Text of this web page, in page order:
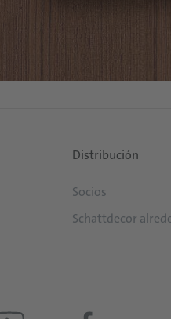
Distribución
Socios
Schattdecor